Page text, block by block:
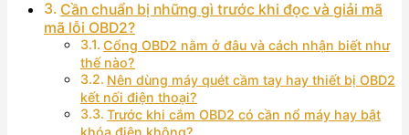
Cần chuẩn bị những gì trước khi đọc và giải mã
mã lỗi OBD2?
Cổng OBD2 nằm ở đâu và cách nhận biết như
thế nào?
Nên dùng máy quét cầm tay hay thiết bị OBD2
kết nối điện thoại?
Trước khi cắm OBD2 có cần nổ máy hay bật
khóa điện không?